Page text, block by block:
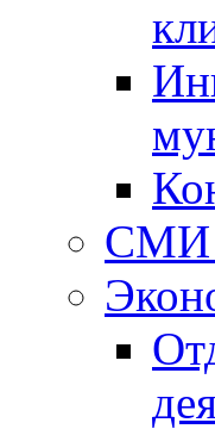
СМИ